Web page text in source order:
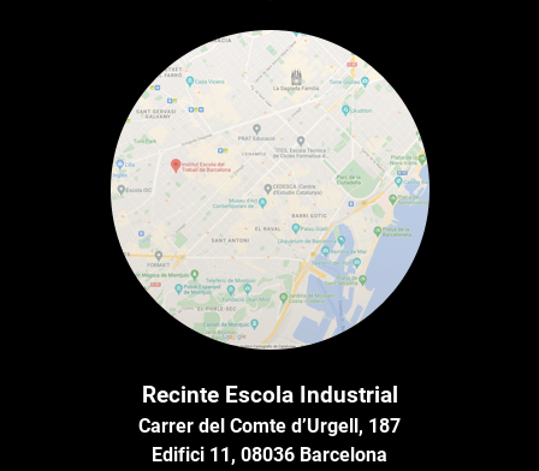
Recinte Escola Industrial
Carrer del Comte d’Urgell, 187
Edifici 11, 08036 Barcelona